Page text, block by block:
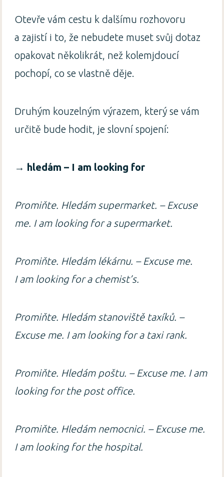
Otevře vám cestu k dalšímu rozhovoru
a zajistí i to, že nebudete muset svůj dotaz
opakovat několikrát, než kolemjdoucí
pochopí, co se vlastně děje.
Druhým kouzelným výrazem, který se vám
určitě bude hodit, je slovní spojení:
→ hledám – I am looking for
Promiňte. Hledám supermarket. – Excuse
me. I am looking for a supermarket.
Promiňte. Hledám lékárnu. – Excuse me.
I am looking for a chemist’s.
Promiňte. Hledám stanoviště taxíků. –
Excuse me. I am looking for a taxi rank.
Promiňte. Hledám poštu. – Excuse me. I am
looking for the post office.
Promiňte. Hledám nemocnici. – Excuse me.
I am looking for the hospital.